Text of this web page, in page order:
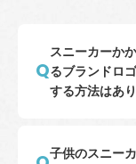
スニーカーか
るブランドロ
する方法はあ
子供のスニー